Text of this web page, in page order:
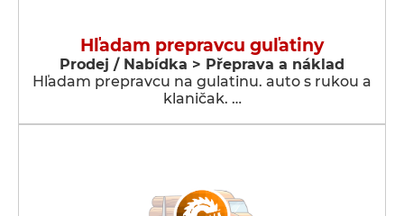
Hľadam prepravcu guľatiny
Prodej / Nabídka > Přeprava a náklad
Hľadam prepravcu na gulatinu. auto s rukou a
klaničak. …